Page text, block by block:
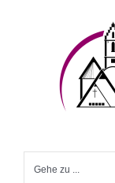
Gehe zu ...